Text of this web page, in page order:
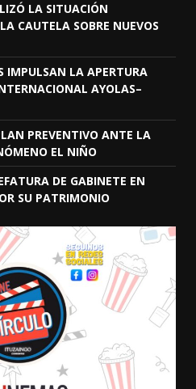
LA SITUACIÓN
CAUTELA SOBRE NUEVOS
IMPULSAN LA APERTURA
AYOLAS–
PREVENTIVO ANTE LA
EL NIÑO
DE GABINETE EN
SU PATRIMONIO